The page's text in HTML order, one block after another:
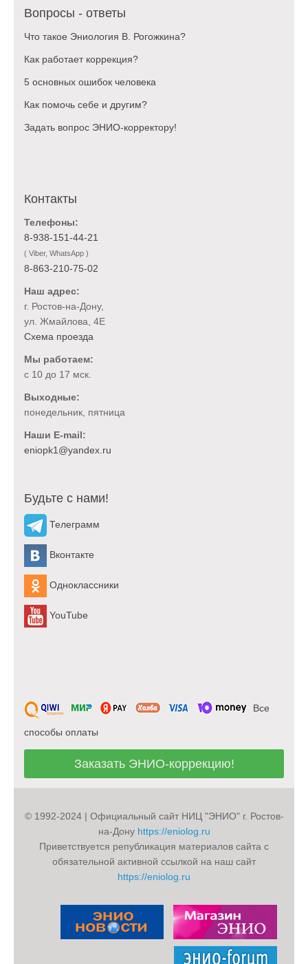
поддержание конфиденциальности любых
личных данных, которые пользователи
Персональные данные в соответствии с
Федеральным Законом «О персональных
настоящей политикой
конфиденциальность, кроме случаев, когда
общедоступными.
3.3. Оператор имеет право хранить
персональные данные только на серверах
3.4. Оператор имеет право передавать
персональные данные Пользователя без
согласия Пользователя следующим лицам:
3.4.1 государственным органам, в том
числе органам дознания и следствия,
предусмотренных действующим
законодательством РФ.
персональные данные третьим лицам, не
конфиденциальности, в следующих
3.5.1 Пользователь выразил свое
использования Пользователем Сайта
обязательства по соблюдению
3.6. Оператор осуществляет смешанную
обработку персональных данных.
4. Права и обязанности
Пользователя
4.1. Пользователь обязуется не сообщать
третьим лицам логин и пароль,
Сайте.
4.2. Пользователь обязуется соблюдать
должную осмотрительность при хранении
Вопросы - ответы
Что такое Эниология В. Рогожкина?
Как работает коррекция?
5 основных ошибок человека
Как помочь себе и другим?
Задать вопрос ЭНИО-корректору!
Контакты
Телефоны:
8-938-151-44-21
( Viber, WhatsApp )
8-863-210-75-02
Наш адрес:
г. Ростов-на-Дону,
ул. Жмайлова, 4Е
Схема проезда
Мы работаем:
с 10 до 17 мск.
Выходные:
понедельник, пятница
Наши E-mail:
Будьте с нами!
Телеграмм
Вконтакте
Одноклассники
YouTube
Все
способы оплаты
Заказать ЭНИО-коррекцию!
© 1992-2024 | Официальный сайт НИЦ "ЭНИО" г. Ростов-
на-Дону https://eniolog.ru
Приветствуется републикация материалов сайта с
обязательной активной ссылкой на наш сайт
https://eniolog.ru